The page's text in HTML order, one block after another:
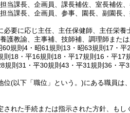
当課長、企画員、課長補佐、室長補佐
当課長、企画員、参事、園長、副園長
必要に応じ主任、主任保健師、主任栄
護教諭、主事補、技師補、調理師または
規則4・昭61規則13・昭63規則17・
則18・平16規則18・平17規則16・平
規則31・平30規則43・平31規則36・
位(以下「職位」という。)にある職員は
れた手続または指示された方針、も